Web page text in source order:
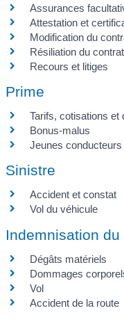
Assurances
Attestation et
Modification du
Résiliation du contrat
Recours et litiges
Prime
Tarifs, cotisations et
Bonus-malus
Jeunes
Sinistre
Accident et constat
Vol du véhicule
Indemnisation du
Dégâts matériels
Dommages
Vol
Accident de la route